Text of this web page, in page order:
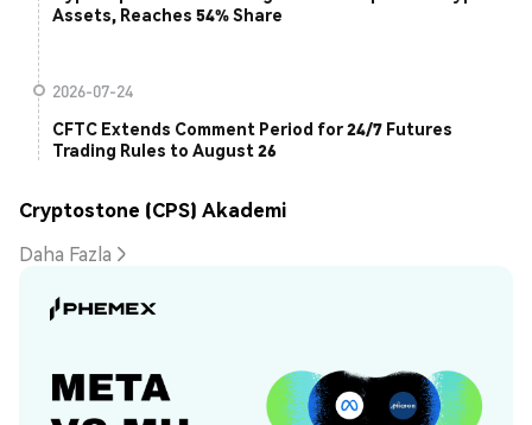
Assets, Reaches 54% Share
2026-07-24
CFTC Extends Comment Period for 24/7 Futures
Trading Rules to August 26
Cryptostone (CPS) Akademi
Daha Fazla